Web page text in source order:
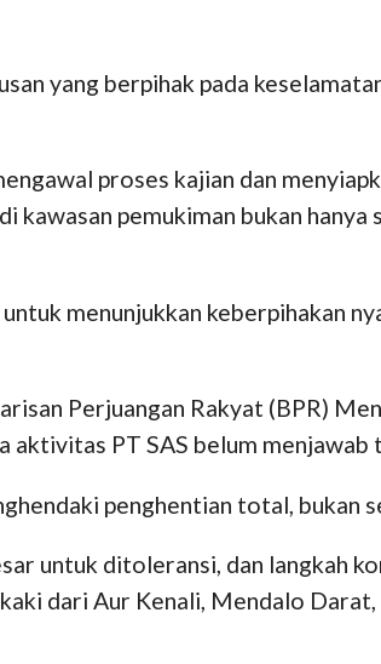
yang berpihak pada
proses kajian dan
kawasan pemukiman bukan
menunjukkan keberpihakan
Perjuangan Rakyat (BPR)
aktivitas PT SAS belum
penghentian total, bukan
untuk ditoleransi, dan langkah
dari Aur Kenali, Mendalo